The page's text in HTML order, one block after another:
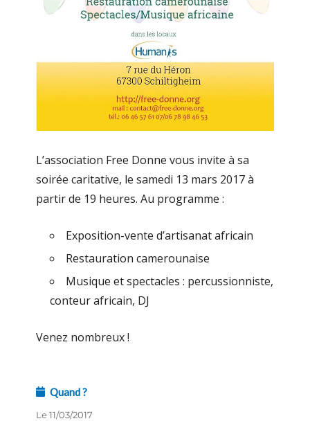
L’association Free Donne vous invite à sa
soirée caritative, le samedi 13 mars 2017 à
partir de 19 heures. Au programme :
Exposition-vente d’artisanat africain
Restauration camerounaise
Musique et spectacles : percussionniste,
conteur africain, DJ
Venez nombreux !
Quand ?
Le 11/03/2017